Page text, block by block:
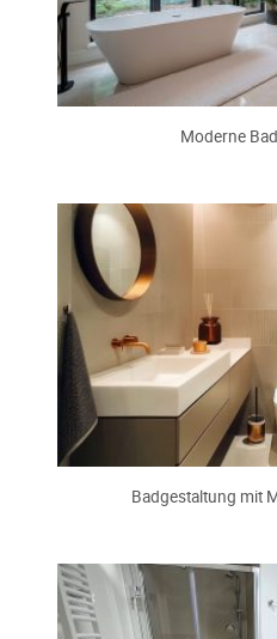
Moderne
Badgestaltung mit